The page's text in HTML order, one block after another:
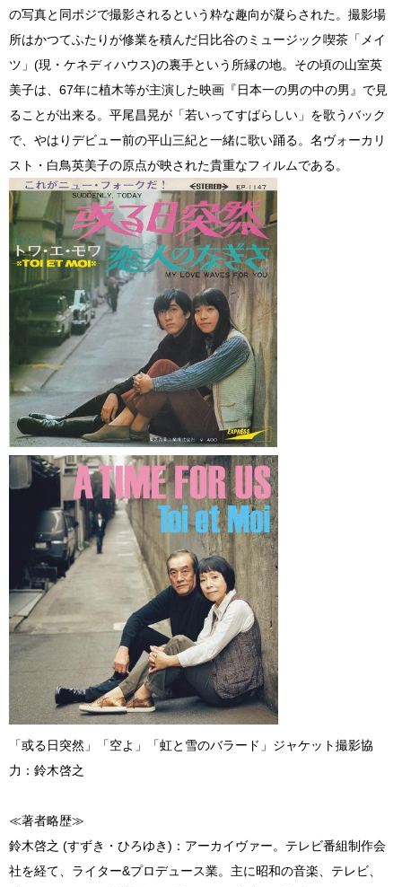
の写真と同ポジで撮影されるという粋な趣向が凝らされた。撮影場
所はかつてふたりが修業を積んだ日比谷のミュージック喫茶「メイ
ツ」(現・ケネディハウス)の裏手という所縁の地。その頃の山室英
美子は、67年に植木等が主演した映画『日本一の男の中の男』で見
ることが出来る。平尾昌晃が「若いってすばらしい」を歌うバック
で、やはりデビュー前の平山三紀と一緒に歌い踊る。名ヴォーカリ
スト・白鳥英美子の原点が映された貴重なフィルムである。
「或る日突然」「空よ」「虹と雪のバラード」ジャケット撮影協
力：鈴木啓之
≪著者略歴≫
鈴木啓之 (すずき・ひろゆき)：アーカイヴァー。テレビ番組制作会
社を経て、ライター&プロデュース業。主に昭和の音楽、テレビ、